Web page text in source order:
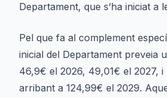
Departament, que s’ha iniciat a
Pel que fa al complement
inicial del Departament preveia
46,9€ el 2026, 49,01€ el 2027,
arribant a 124,99€ el 2029.